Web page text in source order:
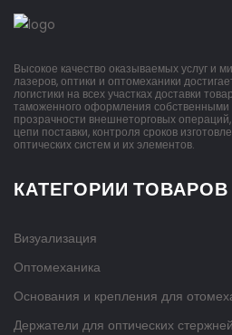
Высокое качество оказываемых услуг и
лазеров, оптики и оптомеханики
логистики на всех участках доставки
таможенного оформления
прозрачности внешнеторговых
цепи поставки, контроля сроков
оптических систем и их элементов.
КАТЕГОРИИ ТОВАРОВ
Визуализация
Оптомеханика
Основания и крепления для
Держатели для оптических стержней